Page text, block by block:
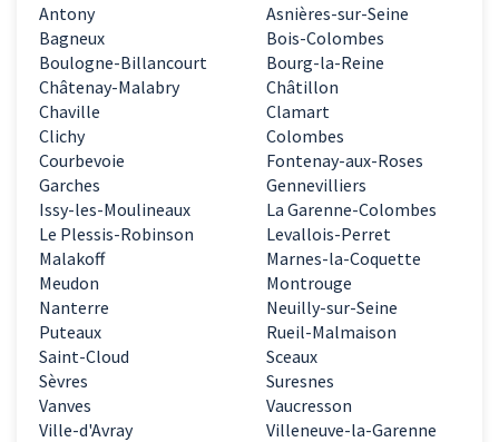
Antony
Asnières-sur-Seine
Bagneux
Bois-Colombes
Boulogne-Billancourt
Bourg-la-Reine
Châtenay-Malabry
Châtillon
Chaville
Clamart
Clichy
Colombes
Courbevoie
Fontenay-aux-Roses
Garches
Gennevilliers
Issy-les-Moulineaux
La Garenne-Colombes
Le Plessis-Robinson
Levallois-Perret
Malakoff
Marnes-la-Coquette
Meudon
Montrouge
Nanterre
Neuilly-sur-Seine
Puteaux
Rueil-Malmaison
Saint-Cloud
Sceaux
Sèvres
Suresnes
Vanves
Vaucresson
Ville-d'Avray
Villeneuve-la-Garenne